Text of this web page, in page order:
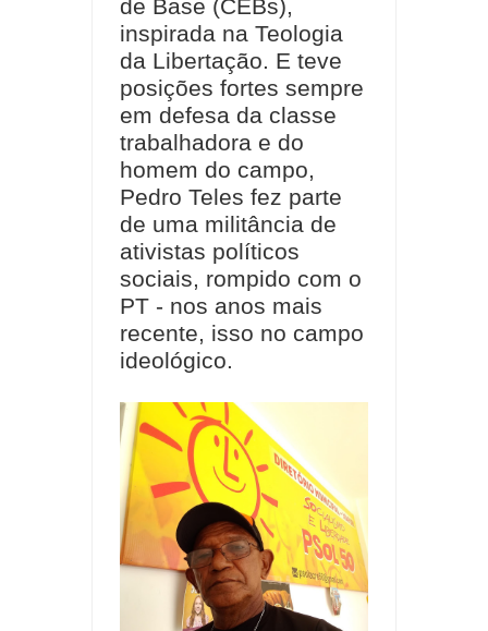
de Base (CEBs),
inspirada na Teologia
da Libertação. E teve
posições fortes sempre
em defesa da classe
trabalhadora e do
homem do campo,
Pedro Teles fez parte
de uma militância de
ativistas políticos
sociais, rompido com o
PT - nos anos mais
recente, isso no campo
ideológico.